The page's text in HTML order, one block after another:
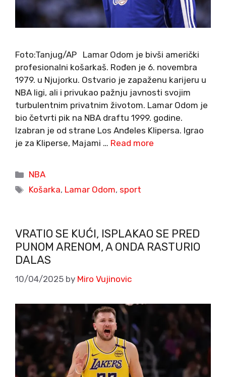
Foto:Tanjug/AP Lamar Odom je bivši američki
profesionalni košarkaš. Rođen je 6. novembra
1979. u Njujorku. Ostvario je zapaženu karijeru u
NBA ligi, ali i privukao pažnju javnosti svojim
turbulentnim privatnim životom. Lamar Odom je
bio četvrti pik na NBA draftu 1999. godine.
Izabran je od strane Los Anđeles Klipersa. Igrao
je za Kliperse, Majami … Read more
Categories
NBA
Tags
Košarka, Lamar Odom, sport
VRATIO SE KUĆI, ISPLAKAO SE PRED
PUNOM ARENOM, A ONDA RASTURIO
DALAS
10/04/2025 by Miro Vujinovic